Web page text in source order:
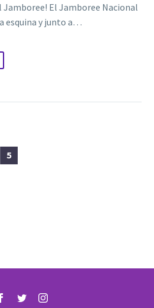
Jamboree! El Jamboree Nacional
esquina y junto a…
5